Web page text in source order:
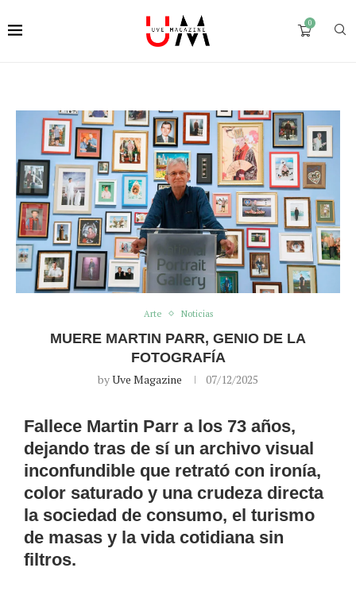
0
Arte Noticias
MUERE MARTIN PARR, GENIO DE LA
FOTOGRAFÍA
byUve Magazine 07/12/2025
Fallece Martin Parr a los 73 años,
dejando tras de sí un archivo visual
inconfundible que retrató con ironía,
color saturado y una crudeza directa
la sociedad de consumo, el turismo
de masas y la vida cotidiana sin
filtros.